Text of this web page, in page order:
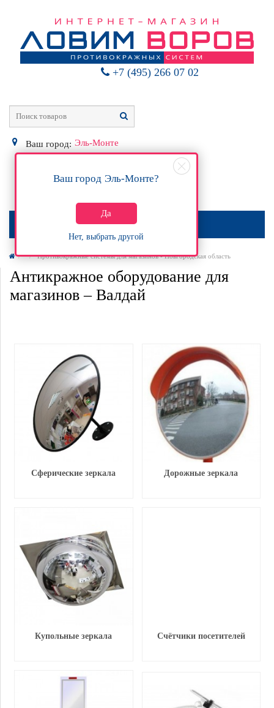
+7 (495) 266 07 02
Ваш город: Эль-Монте
Ваш город Эль-Монте?
Да
Нет, выбрать другой
0Р
МЕНЮ
Противокражные системы для магазинов - Новгородская область
Антикражное оборудование для
магазинов – Валдай
Сферические зеркала Дорожные зеркала
Купольные зеркала Счётчики посетителей